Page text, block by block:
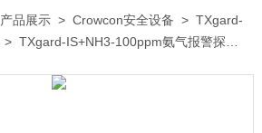
产品展示 >Crowcon安全设备 >TXgard-
> TXgard-IS+NH3-100ppm氨气报警探测